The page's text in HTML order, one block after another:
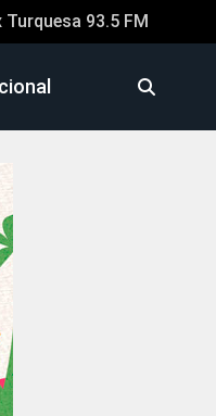
Turquesa 93.5 FM